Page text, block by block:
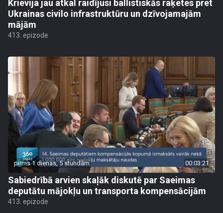
Krievija jau atkal raidījusi ballistiskās raķetes pret
Ukrainas civilo infrastruktūru un dzīvojamajām
mājām
413. epizode
pirms 1 dienas, 5 stundām 00:03:21
Sabiedrībā arvien skaļāk diskutē par Saeimas
deputātu mājokļu un transporta kompensācijām
413. epizode